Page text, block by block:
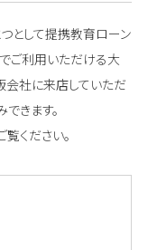
として提携教育ローン
ご利用いただける大
会社に来店していただ
きます。
ください。